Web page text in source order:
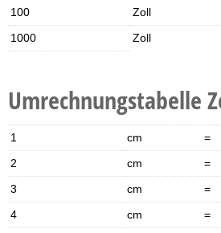
100
Zoll
1000
Zoll
Umrechnungstabelle
1 cm =
2
cm =
3
cm =
4
cm =